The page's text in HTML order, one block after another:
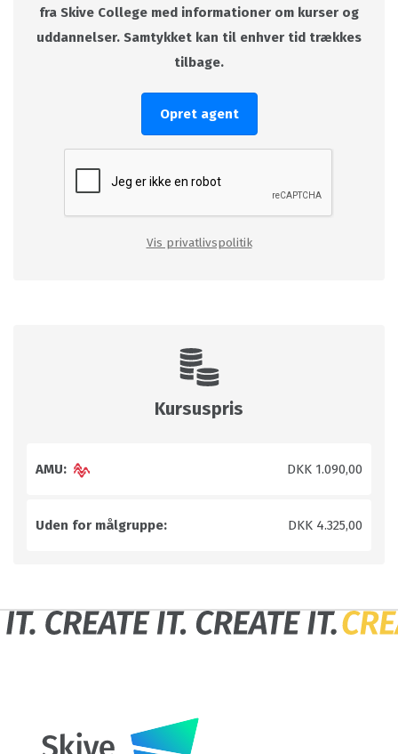
fra Skive College med informationer om kurser og
uddannelser. Samtykket kan til enhver tid trækkes
tilbage.
Opret agent
Vis privatlivspolitik
Kursuspris
AMU: DKK 1.090,00
Uden for målgruppe: DKK 4.325,00